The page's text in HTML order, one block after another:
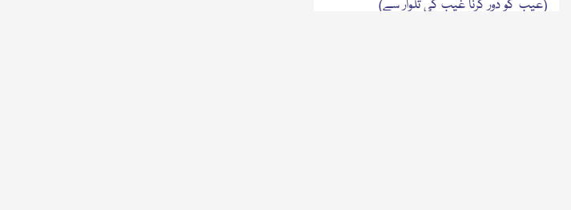
(عیب کو دُور کرنا غیب کی تلوار سے)